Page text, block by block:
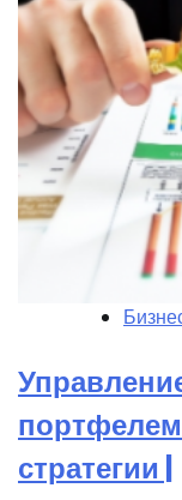
стратегии |